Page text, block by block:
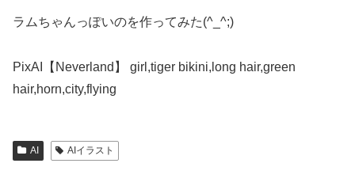
ラムちゃんっぽいのを作ってみた(^_^;)
PixAI【Neverland】 girl,tiger bikini,long hair,green
hair,horn,city,flying
AI AIイラスト